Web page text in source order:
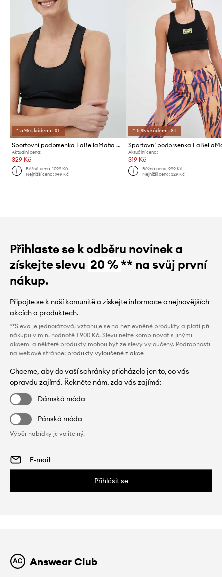
*-5 % s kódem: LST
Sportovní podprsenka LaBellaMafia Disturbia
Aktuální cena:
329 Kč
Běžná cena:1099 Kč
Nejnižší cena:349 Kč
*-5 % s kódem: LST
Aktuální cena:
319 Kč
Běžná cena: 999 Kč
Nejnižší cena: 329 Kč
Přihlaste se k odběru novinek a
získejte slevu 20 %** na svůj první
nákup.
Připojte se k naší komunitě a získejte informace o nejnovějších
akcích a produktech.
**Sleva je jednorázová, vztahuje se na nezlevněné produkty a platí při
nákupu v min. hodnotě 1 900 Kč. Slevu nelze kombinovat s jinými
akcemi a některé produkty mohou být ze slevy vyloučeny. Podrobnosti
na webové stránce: produkty vyloučené z akce
Chceme, aby do vaší schránky přicházelo jen to, co vás
opravdu zajímá. Řekněte nám, zda vás zajímá:
Dámská móda
Pánská móda
Výběr nabídky je volitelný.
Přihlásit se
Answear Club